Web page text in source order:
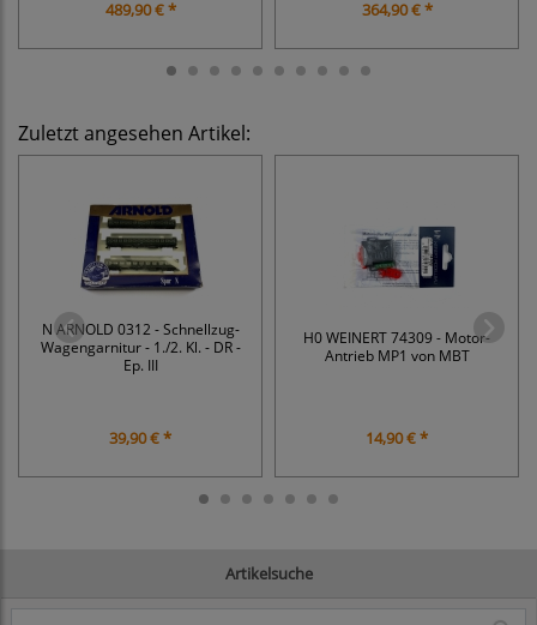
Artikelsuche
489,90 € * 364,90 € *
Zuletzt angesehen Artikel:
N ARNOLD 0312 - Schnellzug-
Wagengarnitur - 1./2. Kl. - DR -
Ep. III
39,90 € *
H0 WEINERT 74309 - Motor-
Antrieb MP1 von MBT
14,90 € *